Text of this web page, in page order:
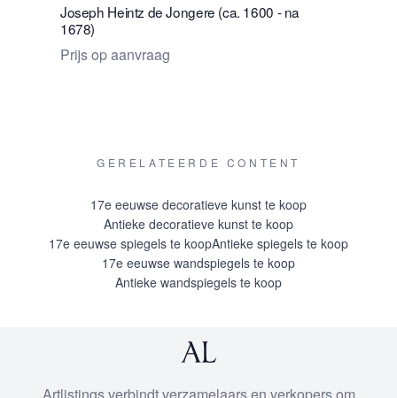
Joseph Heintz de Jongere (ca. 1600 - na
1678)
Prijs op aanvraag
GERELATEERDE CONTENT
17e eeuwse decoratieve kunst te koop
Antieke decoratieve kunst te koop
17e eeuwse spiegels te koopAntieke spiegels te koop
17e eeuwse wandspiegels te koop
Antieke wandspiegels te koop
Artlistings verbindt verzamelaars en verkopers om